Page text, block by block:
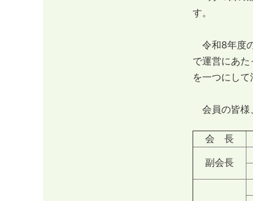
す。
令和8年度
で運営にあ
を一つにして
会員の皆様
会 長
副会長